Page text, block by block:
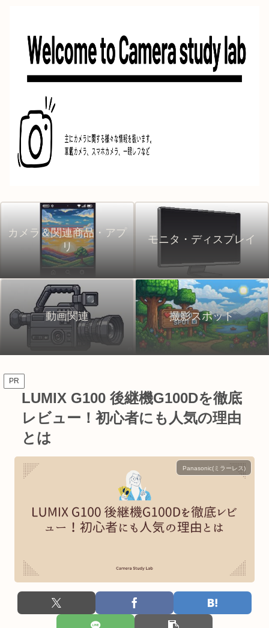
カメラ＆関連商品・アプ
リ
モニタ・ディスプレイ
動画関連 撮影スポット
PR
LUMIX G100 後継機G100Dを徹底
レビュー！初心者にも人気の理由
とは
Panasonic(ミラーレス)